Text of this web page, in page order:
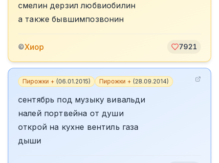
смелин дерзил любвиобилин
а также бывшимпозвонин
©Хиор 7921
Пирожки + (06.01.2015) Пирожки + (28.09.2014)
сентябрь под музыку вивальди
налей портвейна от души
открой на кухне вентиль газа
дыши